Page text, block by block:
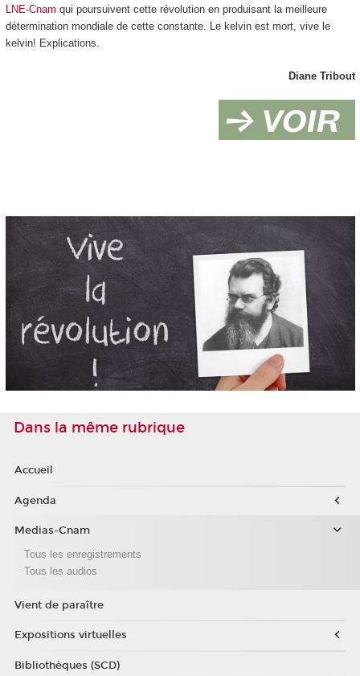
LNE-Cnam qui poursuivent cette révolution en produisant la meilleure
détermination mondiale de cette constante. Le kelvin est mort, vive le
kelvin! Explications.
Diane Tribout
Dans la même rubrique
Accueil
Agenda
Medias-Cnam
Tous les enregistrements
Tous les audios
Vient de paraître
Expositions virtuelles
Bibliothèques (SCD)